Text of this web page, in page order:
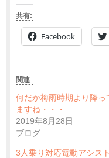
共有:
Facebook
関連
何だか梅雨時期より降っ
ますね・・・
2019年8月28日
ブログ
3人乗り対応電動アシス